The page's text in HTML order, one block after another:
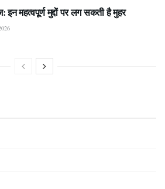
महत्वपूर्ण मुद्दों पर लग सकती है मुहर